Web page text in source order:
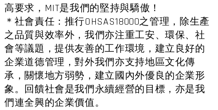
高要求，MIT是我們的堅持與驕傲！
＊社會責任：推行OHSAS18000之管理，除生產
之品質與效率外，我們亦注重工安、環保、社
會等議題，提供友善的工作環境，建立良好的
企業道德管理，對外我們亦支持地區文化傳
承，關懷地方弱勢，建立國內外優良的企業形
象。回饋社會是我們永續經營的目標，亦是我
們連全興的企業價值。